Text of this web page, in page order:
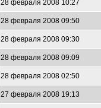
28 февраля 2008 10:27
28 февраля 2008 09:50
28 февраля 2008 09:30
28 февраля 2008 09:09
28 февраля 2008 02:50
27 февраля 2008 19:13